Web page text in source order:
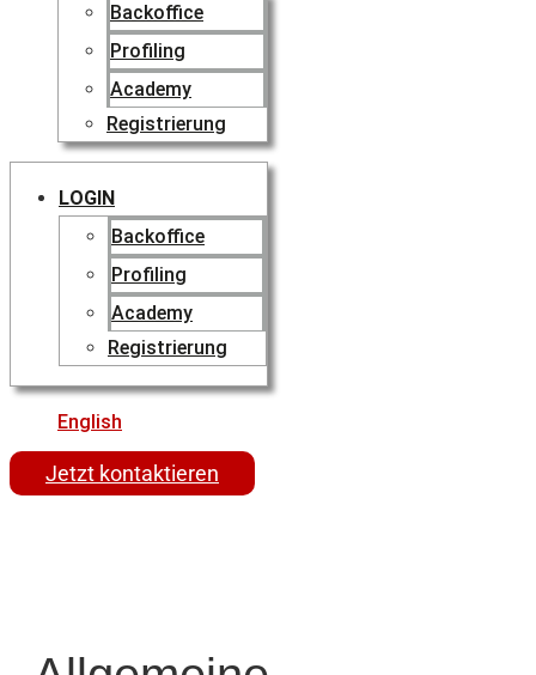
Backoffice
Profiling
Academy
Registrierung
LOGIN
Backoffice
Profiling
Academy
Registrierung
English
Jetzt kontaktieren